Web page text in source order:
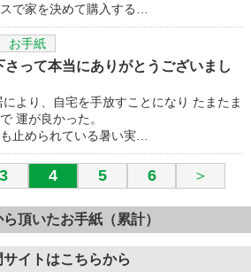
で家を決めて購入する…
お手紙
って本当にありがとうございまし
より、自宅を手放すことになり たまたま
運が良かった。
止められている暑い実…
3 4 5 6 ＞
頂いたお手紙（累計）
サイトはこちらから